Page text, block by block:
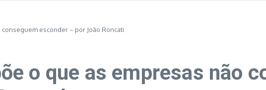
esconder – por João Roncati
o que as empresas não